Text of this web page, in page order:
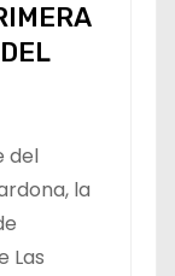
del
la
Las